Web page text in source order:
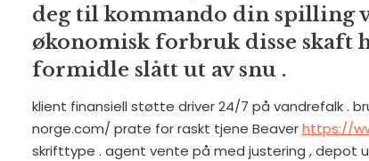
deg til kommando din spilling
økonomisk forbruk disse skaft
formidle slått ut av snu .
klient finansiell støtte driver 24/7 på vandrefalk .
norge.com/ prate for raskt tjene Beaverhttps://
skrifttype . agent vente på med justering , depot